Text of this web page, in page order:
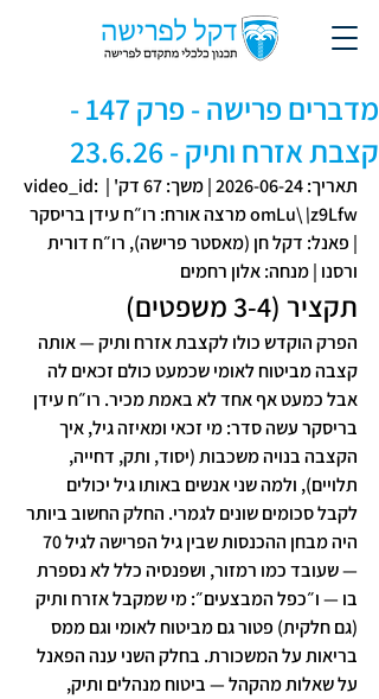
מדברים פרישה - פרק 147 -
קצבת אזרח ותיק - 23.6.26
תאריך: 2026-06-24 | משך: 67 דק' | video id:
omLu\\z9Lfw מרצה אורח: רו״ח עידן בריסקר
| פאנל: דקל חן (מאסטר פרישה), רו״ח דורית
ורסנו | מנחה: אלון רחמים
תקציר (3-4 משפטים)
הפרק הוקדש כולו לקצבת אזרח ותיק — אותה
קצבה מביטוח לאומי שכמעט כולם זכאים לה
אבל כמעט אף אחד לא באמת מכיר. רו״ח עידן
בריסקר עשה סדר: מי זכאי ומאיזה גיל, איך
הקצבה בנויה משכבות (יסוד, ותק, דחייה,
תלויים), ולמה שני אנשים באותו גיל יכולים
לקבל סכומים שונים לגמרי. החלק החשוב ביותר
— שעובד כמו רמזור, ושפנסיה כלל לא נספרת
בו — ו״כפל המבצעים״: מי שמקבל אזרח ותיק
(גם חלקית) פטור גם מביטוח לאומי וגם ממס
בריאות על המשכורת. בחלק השני ענה הפאנל
על שאלות מהקהל — ביטוח מנהלים ותיק,